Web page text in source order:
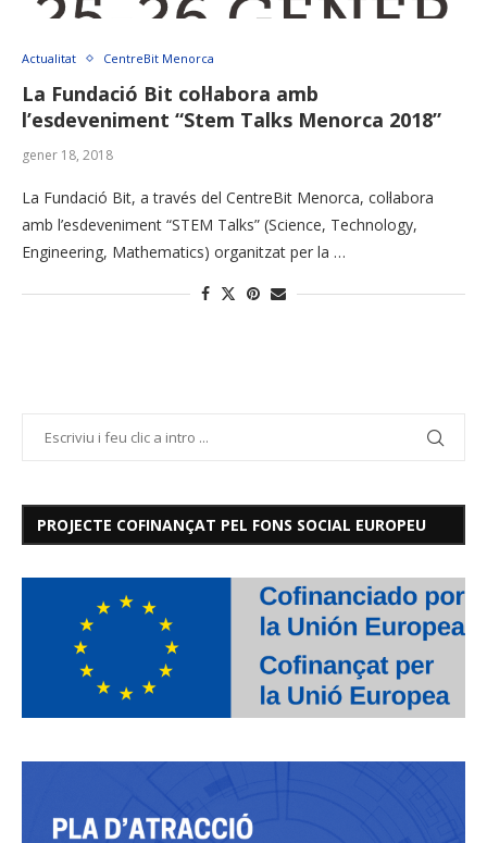
Actualitat CentreBit Menorca
La Fundació Bit col·labora amb
l’esdeveniment “Stem Talks Menorca 2018”
gener 18, 2018
La Fundació Bit, a través del CentreBit Menorca, col·labora
amb l’esdeveniment “STEM Talks” (Science, Technology,
Engineering, Mathematics) organitzat per la …
PROJECTE COFINANÇAT PEL FONS SOCIAL EUROPEU